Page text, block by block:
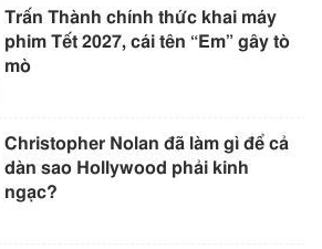
Trấn Thành chính thức khai máy
phim Tết 2027, cái tên “Em” gây tò
mò
Christopher Nolan đã làm gì để cả
dàn sao Hollywood phải kinh
ngạc?